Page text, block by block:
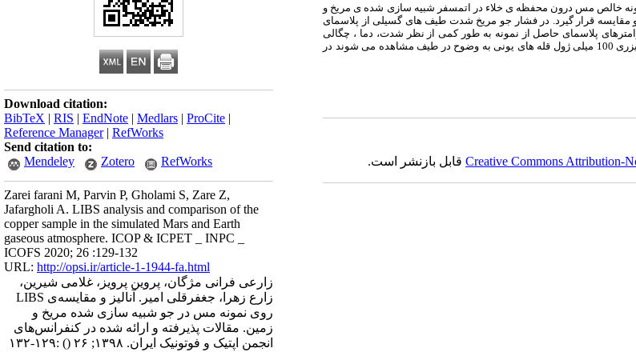
Download citation:
BibTeX | RIS | EndNote | Medlars | ProCite |
Reference Manager| RefWorks
Send citation to:
Mendeley
Zotero RefWorks
Zarei farani M, Parvin P, Gholami S, Zare Z,
Jafargholi A. LIBS analysis and comparison of the
copper sample in the simulated Mars and Earth
gaseous atmosphere. ICOP & ICPET _ INPC _
ICOFS 2020; 26 :129-132
URL: http://opsi.ir/article-1-1944-fa.html
زارعی فرانی مژگان، پروین پرویز، غلامی شیرین،
زارع زهرا، جغفرقلی امیر. آنالیز و مقایسه‌ی LIBS
روی نمونه مس در جو شبیه سازی شده مریخ و
زمین. مقالات پذیرفته و ارائه شده در کنفرانس‌های
انجمن اپتیک و فوتونیک ایران. ۱۳۹۸; ۲۶
() :۱۲۹-۱۳۲
خالص مس درون محفظه ی خلاء در اتمسفر شبیه سازی شده ی مریخ و
قرار گیرد
در فشار جو مریخ شدت طیف های گسیلی از پلاسمای
پلاسمای حاصل از نمونه به طور کمی از نظر شدت، دما ، چگالی
الکترونی و درجه یونش نیز بررسی گردید. در فشار حدود 10 میلی بار که فشار نوعی مریخ است در تپ لیزری 100 میلی ژول قله های یونی به وضوح در طیف مشاهده می شوند در
Creative Commons Attribution-قابل بازنشر است.